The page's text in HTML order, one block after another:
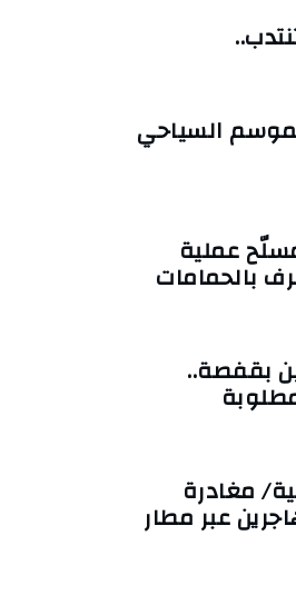
السياحي
عملية
بالحمامات
بقفصة..
مغادرة
عبر مطار